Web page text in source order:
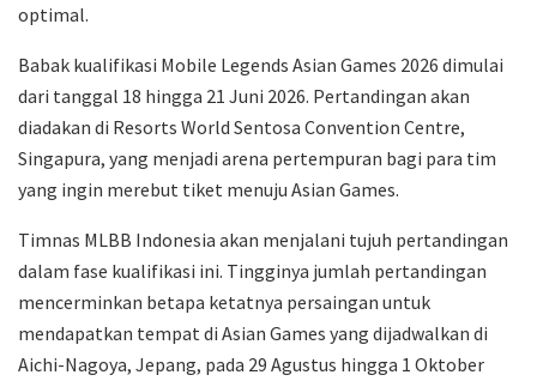
optimal.
Babak kualifikasi Mobile Legends Asian Games 2026 dimulai
dari tanggal 18 hingga 21 Juni 2026. Pertandingan akan
diadakan di Resorts World Sentosa Convention Centre,
Singapura, yang menjadi arena pertempuran bagi para tim
yang ingin merebut tiket menuju Asian Games.
Timnas MLBB Indonesia akan menjalani tujuh pertandingan
dalam fase kualifikasi ini. Tingginya jumlah pertandingan
mencerminkan betapa ketatnya persaingan untuk
mendapatkan tempat di Asian Games yang dijadwalkan di
Aichi-Nagoya, Jepang, pada 29 Agustus hingga 1 Oktober